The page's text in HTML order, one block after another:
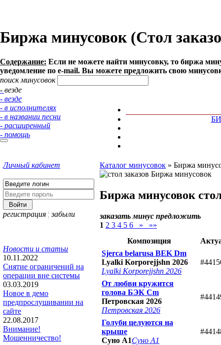
Биржа минусовок (Стол
Содержание: Если не можете найти минусовку, то биржа
уведомление по e-mail. Вы можете предложить свою
поиск минусовок
- везде
- везде
- в исполнителях
- в названии песни
- расширенный
- помощь
Личный кабинет
регистрация ¦ забыли
Новости и статьи
10.11.2022
Снятие ограничений на
операции вне системы
03.03.2019
Новое в демо
предпрослушивании на
сайте
22.08.2017
Внимание!
Мошенничество!
Каталог минусовок » Биржа
Биржа минусовок
заказать минус предложить
1 2 3 4 5 6 »
»»
Композиция
Sjerca belarusa BEK Dm
Lyalki Korporejjshn 2026
Lyalki Korporejjshn 2026
От любви кружится
голова БЭК Cm
Петровская 2026
Петровская 2026
Голуби целуются на
крыше
Суно А1Суно А1